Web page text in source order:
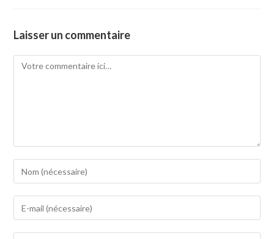
Laisser un commentaire